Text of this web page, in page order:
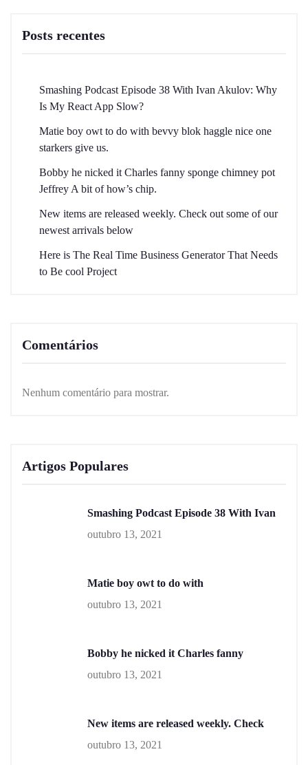
Posts recentes
Smashing Podcast Episode 38 With Ivan Akulov: Why
Is My React App Slow?
Matie boy owt to do with bevvy blok haggle nice one
starkers give us.
Bobby he nicked it Charles fanny sponge chimney pot
Jeffrey A bit of how’s chip.
New items are released weekly. Check out some of our
newest arrivals below
Here is The Real Time Business Generator That Needs
to Be cool Project
Comentários
Nenhum comentário para mostrar.
Artigos Populares
Smashing Podcast Episode 38 With Ivan
outubro 13, 2021
Matie boy owt to do with
outubro 13, 2021
Bobby he nicked it Charles fanny
outubro 13, 2021
New items are released weekly. Check
outubro 13, 2021